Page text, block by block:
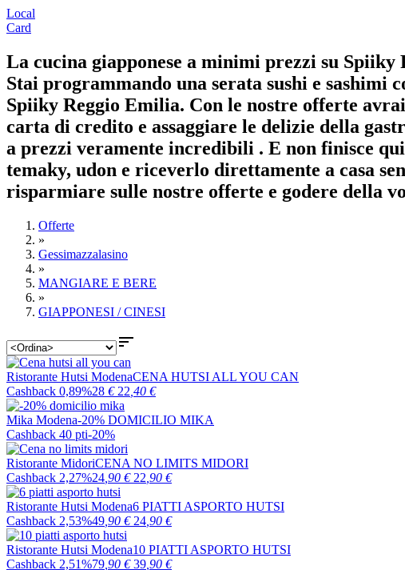
Local
Card
La cucina giapponese a minimi prezzi su Spiiky
Stai programmando una serata sushi e sashimi
Spiiky Reggio Emilia. Con le nostre offerte
carta di credito e assaggiare le delizie della
a prezzi veramente incredibili . E non finisce
temaky, udon e riceverlo direttamente a casa
risparmiare sulle nostre offerte e godere della
Offerte
»
Gessimazzalasino
»
MANGIARE E BERE
»
GIAPPONESI / CINESI

Ristorante Hutsi ModenaCENA HUTSI ALL YOU CAN
Cashback 0,89%28 € 22 ,40 €
Mika Modena-20% DOMICILIO MIKA
Cashback 40 pti-20%
Ristorante MidoriCENA NO LIMITS MIDORI
Cashback 2,27%24 ,90 € 22 ,90 €
Ristorante Hutsi Modena6 PIATTI ASPORTO HUTSI
Cashback 2,53%49 ,90 € 24 ,90 €
Ristorante Hutsi Modena10 PIATTI ASPORTO HUTSI
Cashback 2,51%79 ,90 € 39 ,90 €